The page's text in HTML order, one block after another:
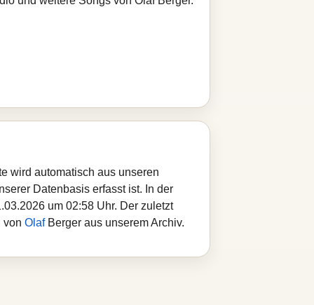
wird automatisch aus unseren
Datenbasis erfasst ist. In der
um 02:58 Uhr. Der zuletzt
von OlafBerger aus unserem Archiv.